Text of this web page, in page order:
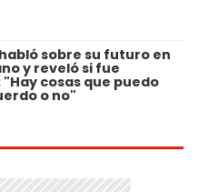
sobre su futuro en
y reveló si fue
cosas que puedo
o no"